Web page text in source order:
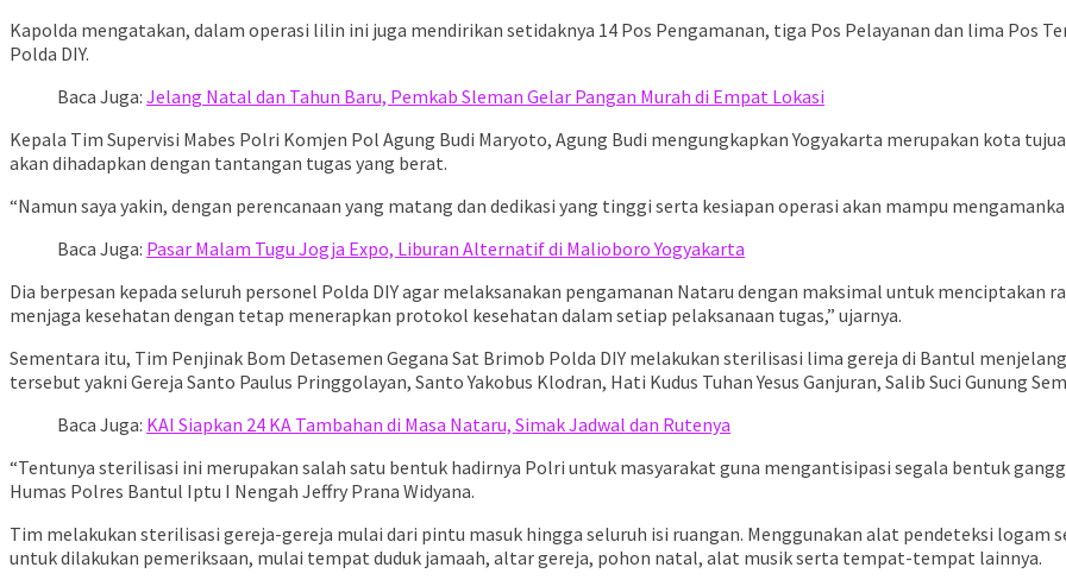
Kapolda mengatakan, dalam operasi lilin ini juga mendirikan setidaknya 14 Pos Pengamanan, tiga Pos Pelayanan dan lima Pos
Polda DIY.
Baca Juga: Jelang Natal dan Tahun Baru, Pemkab Sleman Gelar Pangan Murah di Empat Lokasi
Kepala Tim Supervisi Mabes Polri Komjen Pol Agung Budi Maryoto, Agung Budi mengungkapkan Yogyakarta merupakan kota
akan dihadapkan dengan tantangan tugas yang berat.
“Namun saya yakin, dengan perencanaan yang matang dan dedikasi yang tinggi serta kesiapan operasi akan mampu
Baca Juga: Pasar Malam Tugu Jogja Expo, Liburan Alternatif di Malioboro Yogyakarta
Dia berpesan kepada seluruh personel Polda DIY agar melaksanakan pengamanan Nataru dengan maksimal untuk menciptakan
menjaga kesehatan dengan tetap menerapkan protokol kesehatan dalam setiap pelaksanaan tugas,” ujarnya.
Sementara itu, Tim Penjinak Bom Detasemen Gegana Sat Brimob Polda DIY melakukan sterilisasi lima gereja di Bantul
tersebut yakni Gereja Santo Paulus Pringgolayan, Santo Yakobus Klodran, Hati Kudus Tuhan Yesus Ganjuran, Salib Suci Gunung
Baca Juga: KAI Siapkan 24 KA Tambahan di Masa Nataru, Simak Jadwal dan Rutenya
“Tentunya sterilisasi ini merupakan salah satu bentuk hadirnya Polri untuk masyarakat guna mengantisipasi segala bentuk
Humas Polres Bantul Iptu I Nengah Jeffry Prana Widyana.
Tim melakukan sterilisasi gereja-gereja mulai dari pintu masuk hingga seluruh isi ruangan. Menggunakan alat pendeteksi logam
untuk dilakukan pemeriksaan, mulai tempat duduk jamaah, altar gereja, pohon natal, alat musik serta tempat-tempat lainnya.